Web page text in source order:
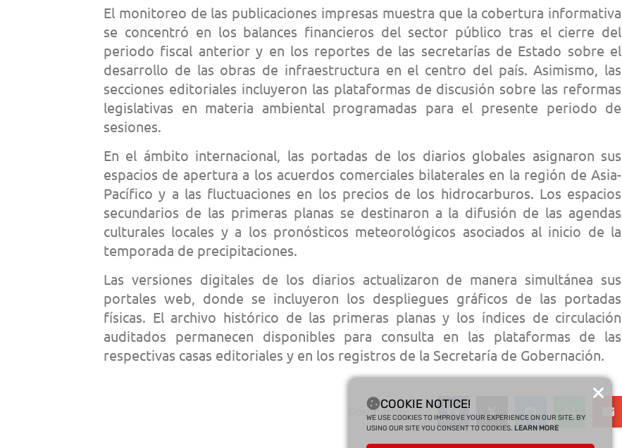
El monitoreo de las publicaciones impresas muestra que la cobertura informativa
se concentró en los balances financieros del sector público tras el cierre del
periodo fiscal anterior y en los reportes de las secretarías de Estado sobre el
desarrollo de las obras de infraestructura en el centro del país. Asimismo, las
secciones editoriales incluyeron las plataformas de discusión sobre las reformas
legislativas en materia ambiental programadas para el presente periodo de
sesiones.
En el ámbito internacional, las portadas de los diarios globales asignaron sus
espacios de apertura a los acuerdos comerciales bilaterales en la región de Asia-
Pacífico y a las fluctuaciones en los precios de los hidrocarburos. Los espacios
secundarios de las primeras planas se destinaron a la difusión de las agendas
culturales locales y a los pronósticos meteorológicos asociados al inicio de la
temporada de precipitaciones.
Las versiones digitales de los diarios actualizaron de manera simultánea sus
portales web, donde se incluyeron los despliegues gráficos de las portadas
físicas. El archivo histórico de las primeras planas y los índices de circulación
auditados permanecen disponibles para consulta en las plataformas de las
respectivas casas editoriales y en los registros de la Secretaría de Gobernación.
Compartir:
COOKIE NOTICE!
WE USE COOKIES TO IMPROVE YOUR EXPERIENCE ON OUR SITE. BY
USING OUR SITE YOU CONSENT TO COOKIES. LEARN MORE